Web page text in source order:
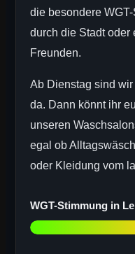
die besondere
durch die Stadt oder
Freunden.
Ab Dienstag sind
da. Dann könnt ihr
unseren
egal ob
oder Kleidung vom
WGT-Stimmung in